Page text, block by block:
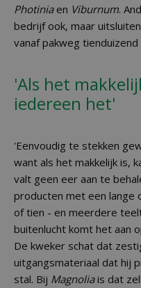
Photiniaen Viburnum.
bedrijf ook, maar
vanaf pakweg tienduizend
'Als het
iedereen het'
'Eenvoudig te stekken
want als het makkelijk is,
valt geen eer aan te
producten met een lange
of tien - en meerdere
buitenlucht komt het aan
De kweker schat dat
uitgangsmateriaal dat hij
stal. Bij Magnoliais dat